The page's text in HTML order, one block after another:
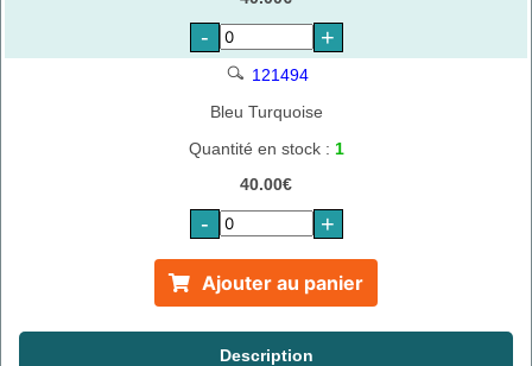
- +
121494
Bleu Turquoise
Quantité en stock : 1
40.00€
- +
Ajouter au panier
Description